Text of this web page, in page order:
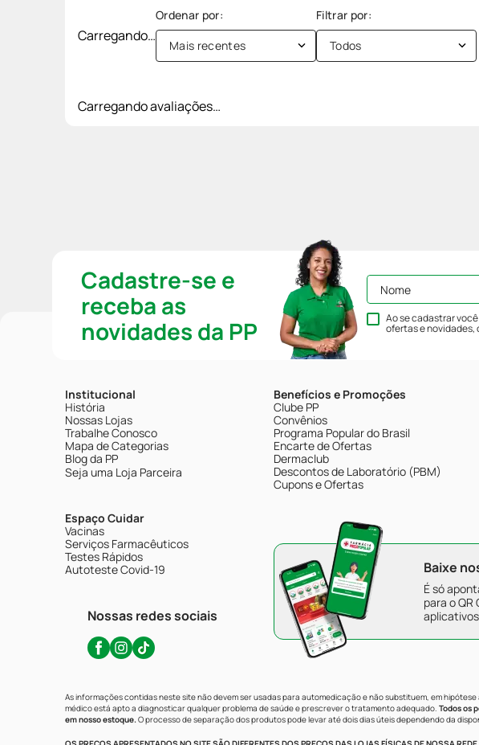
Carregando…
Mais recentes Todos
Carregando avaliações…
Cadastre-se e
receba as
novidades da PP
Ao se cadastrar
ofertas e novidades,
Institucional
História
Nossas Lojas
Trabalhe Conosco
Mapa de Categorias
Blog da PP
Seja uma Loja Parceira
Espaço Cuidar
Vacinas
Serviços Farmacêuticos
Testes Rápidos
Autoteste Covid-19
Nossas redes sociais
Benefícios e Promoções
Clube PP
Convênios
Programa Popular do Brasil
Encarte de Ofertas
Dermaclub
Descontos de Laboratório (PBM)
Cupons e Ofertas
Baixe
É só
para o QR
As informações contidas neste site não devem ser usadas para automedicação e não substituem, em
médico está apto a diagnosticar qualquer problema de saúde e prescrever o tratamento adequado. Todos os
em nosso estoque.O processo de separação dos produtos pode levar até dois dias úteis dependendo da